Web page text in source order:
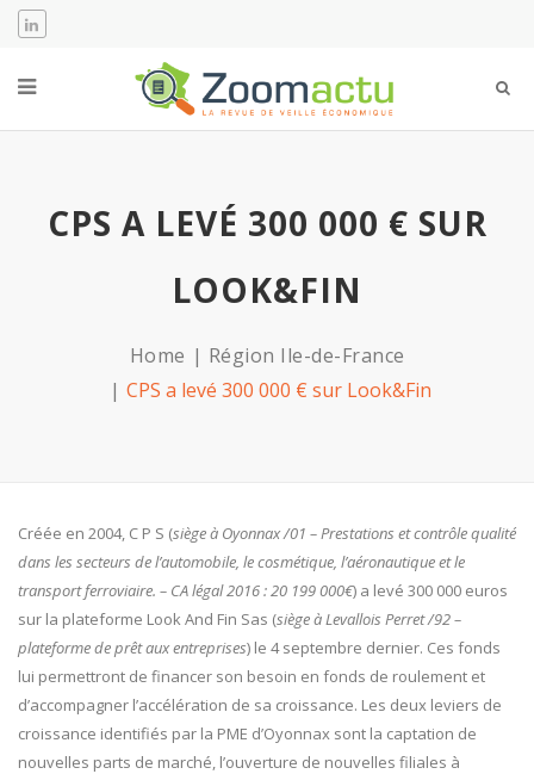
CPS A LEVÉ 300 000 € SUR
LOOK&FIN
Home
Région Ile-de-France
CPS a levé 300 000 € sur Look&Fin
Créée en 2004, C P S (siège à Oyonnax /01 – Prestations et contrôle qualité
dans les secteurs de l’automobile, le cosmétique, l’aéronautique et le
transport ferroviaire. – CA légal 2016 : 20 199 000€) a levé 300 000 euros
sur la plateforme Look And Fin Sas (siège à Levallois Perret /92 –
plateforme de prêt aux entreprises) le 4 septembre dernier. Ces fonds
lui permettront de financer son besoin en fonds de roulement et
d’accompagner l’accélération de sa croissance. Les deux leviers de
croissance identifiés par la PME d’Oyonnax sont la captation de
nouvelles parts de marché, l’ouverture de nouvelles filiales à